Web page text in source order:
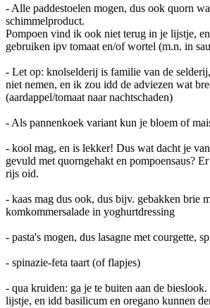
- Alle paddestoelen mogen, dus ook quorn
schimmelproduct.
Pompoen vind ik ook niet terug in je lijstje,
gebruiken ipv tomaat en/of wortel (m.n. in
- Let op: knolselderij is familie van de
niet nemen, en ik zou idd de adviezen wat
(aardappel/tomaat naar nachtschaden)
- Als pannenkoek variant kun je bloem of
- kool mag, en is lekker! Dus wat dacht je
gevuld met quorngehakt en pompoensaus?
rijs oid.
- kaas mag dus ook, dus bijv. gebakken brie
komkommersalade in yoghurtdressing
- pasta's mogen, dus lasagne met courgette,
- spinazie-feta taart (of flapjes)
- qua kruiden: ga je te buiten aan de
lijstje, en idd basilicum en oregano kunnen